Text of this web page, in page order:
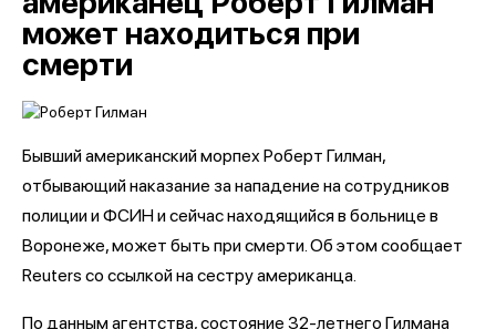
может находиться при
смерти
Бывший американский морпех Роберт Гилман,
отбывающий наказание за нападение на сотрудников
полиции и ФСИН и сейчас находящийся в больнице в
Воронеже, может быть при смерти. Об этом сообщает
Reuters со ссылкой на сестру американца.
По данным агентства, состояние 32-летнего Гилмана